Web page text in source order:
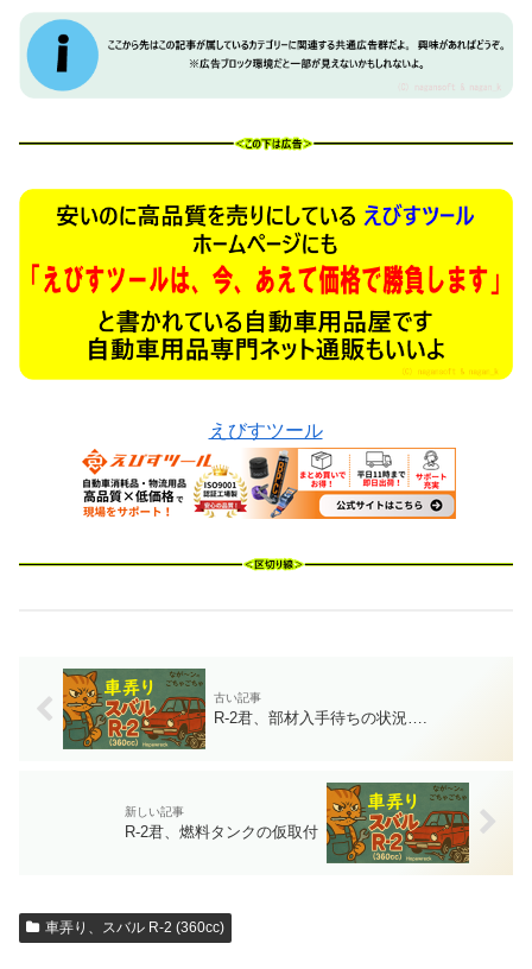
えびすツール
R-2君、部材入手待ちの状況….
R-2君、燃料タンクの仮取付
車弄り、スバル R-2 (360cc)